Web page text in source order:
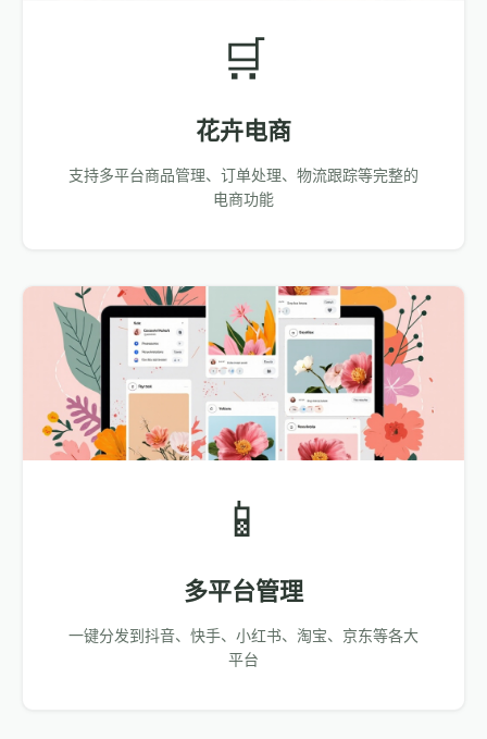
🛒
花卉电商
支持多平台商品管理、订单处理、物流跟踪等完整的
电商功能
📱
多平台管理
一键分发到抖音、快手、小红书、淘宝、京东等各大
平台